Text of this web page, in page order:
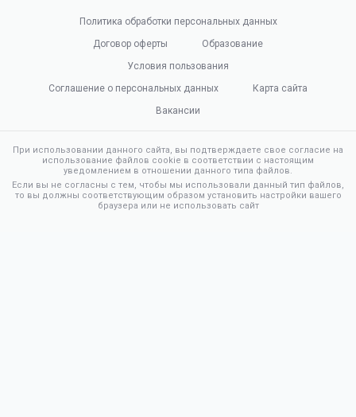
Политика обработки персональных данных
Договор оферты
Образование
Условия пользования
Соглашение о персональных данных
Карта сайта
Вакансии
При использовании данного сайта, вы подтверждаете свое согласие на
использование файлов cookie в соответствии с настоящим
уведомлением в отношении данного типа файлов.
Если вы не согласны с тем, чтобы мы использовали данный тип файлов,
то вы должны соответствующим образом установить настройки вашего
браузера или не использовать сайт